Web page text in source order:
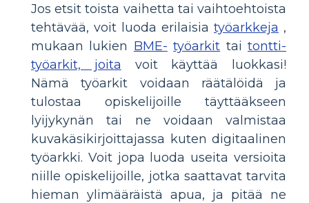
Jos etsit toista vaihetta tai vaihtoehtoista
tehtävää, voit luoda erilaisia työarkkeja ,
mukaan lukien BME- työarkit taitontti-
työarkit, joita voit käyttää luokkasi!
Nämä työarkit voidaan räätälöidä ja
tulostaa opiskelijoille täyttääkseen
lyijykynän tai ne voidaan valmistaa
kuvakäsikirjoittajassa kuten digitaalinen
työarkki. Voit jopa luoda useita versioita
niille opiskelijoille, jotka saattavat tarvita
hieman ylimääräistä apua, ja pitää ne